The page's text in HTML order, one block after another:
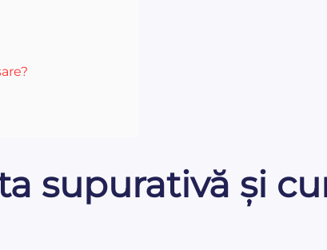
supurativă și